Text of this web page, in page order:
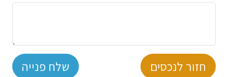
חזור לנכסים שלח פנייה